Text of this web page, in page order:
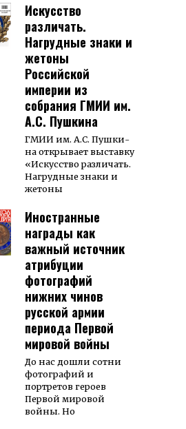
Искусство
различать.
Нагрудные знаки и
жетоны
Российской
империи из
собрания ГМИИ им.
А.С. Пушкина
ГМИИ им. А.С. Пуш­ки­
на открывает выставку
«Искусство различать.
Нагрудные знаки и
жетоны
Иностранные
награды как
важный источник
атрибуции
фотографий
нижних чинов
русской армии
периода Первой
мировой войны
До нас дошли сотни
фотографий и
портретов героев
Первой мировой
войны. Но